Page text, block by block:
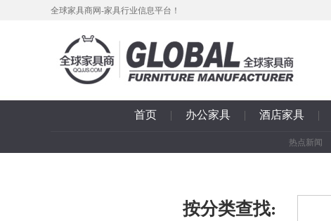
全球家具商网-家具行业信息平台！
首页 | 办公家具 | 酒店家具 |
热点新闻
按分类查找: